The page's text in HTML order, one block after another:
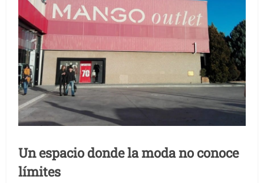
Un espacio donde la moda no conoce
límites